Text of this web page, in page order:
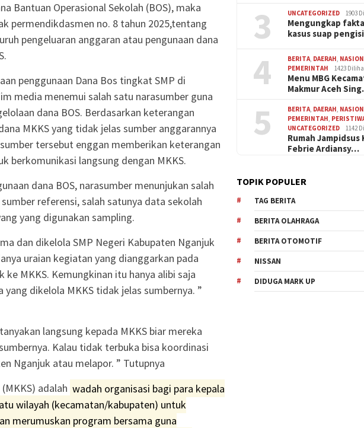
Bantuan Operasional Sekolah (BOS), maka
permendikdasmen no. 8 tahun 2025,tentang
pengeluaran anggaran atau pengunaan dana
penggunaan Dana Bos tingkat SMP di
media menemui salah satu narasumber guna
dana BOS. Berdasarkan keterangan
MKKS yang tidak jelas sumber anggarannya
tersebut enggan memberikan keterangan
berkomunikasi langsung dengan MKKS.
dana BOS, narasumber menunjukan salah
referensi, salah satunya data sekolah
yang digunakan sampling.
dan dikelola SMP Negeri Kabupaten Nganjuk
uraian kegiatan yang dianggarkan pada
ke MKKS. Kemungkinan itu hanya alibi saja
yang dikelola MKKS tidak jelas sumbernya. ”
langsung kepada MKKS biar mereka
Kalau tidak terbuka bisa koordinasi
Nganjuk atau melapor. ” Tutupnya
adalah wadah organisasi bagi para kepala
wilayah (kecamatan/kabupaten) untuk
merumuskan program bersama guna
3 UNCATEGORIZED 1903
Mengungkap
kasus suap
4 BERITA DAERAH
PEMERINTAH
1423
Menu MBG
Makmur Aceh
5 BERITA DAERAH
PEMERINTAH
UNCATEGORIZED
1142
Rumah Jampidsus
Febrie Ardiansy…
TOPIK POPULER
TAG BERITA
BERITA OLAHRAGA
BERITA OTOMOTIF
NISSAN
DIDUGA MARK UP